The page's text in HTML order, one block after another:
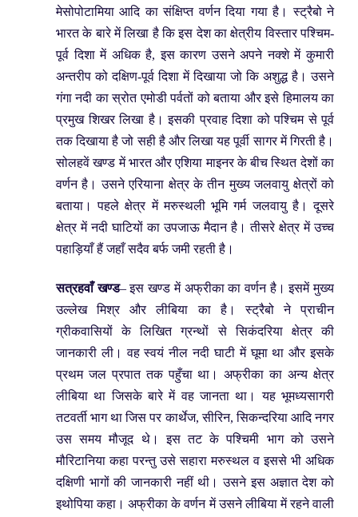
मेसोपोटामिया आदि का संक्षिप्त वर्णन दिया गया है। स्ट्रैबो ने
भारत के बारे में लिखा है कि इस देश का क्षेत्रीय विस्तार पश्चिम-
पूर्व दिशा में अधिक है, इस कारण उसने अपने नक्शे में कुमारी
अन्तरीप को दक्षिण-पूर्व दिशा में दिखाया जो कि अशुद्ध है। उसने
गंगा नदी का स्रोत एमोडी पर्वतों को बताया और इसे हिमालय का
प्रमुख शिखर लिखा है। इसकी प्रवाह दिशा को पश्चिम से पूर्व
तक दिखाया है जो सही है और लिखा यह पूर्वी सागर में गिरती है।
सोलहवें खण्ड में भारत और एशिया माइनर के बीच स्थित देशों का
वर्णन है। उसने एरियाना क्षेत्र के तीन मुख्य जलवायु क्षेत्रों को
बताया। पहले क्षेत्र में मरुस्थली भूमि गर्म जलवायु है। दूसरे
क्षेत्र में नदी घाटियों का उपजाऊ मैदान है। तीसरे क्षेत्र में उच्च
पहाड़ियाँ हैं जहाँ सदैव बर्फ जमी रहती है।
सत्रहवाँ खण्ड– इस खण्ड में अफ्रीका का वर्णन है। इसमें मुख्य
उल्लेख मिश्र और लीबिया का है। स्ट्रैबो ने प्राचीन
ग्रीकवासियों के लिखित ग्रन्थों से सिकंदरिया क्षेत्र की
जानकारी ली। वह स्वयं नील नदी घाटी में घूमा था और इसके
प्रथम जल प्रपात तक पहुँचा था। अफ्रीका का अन्य क्षेत्र
लीबिया था जिसके बारे में वह जानता था। यह भूमध्यसागरी
तटवर्ती भाग था जिस पर कार्थेज, सीरिन, सिकन्दरिया आदि नगर
उस समय मौजूद थे। इस तट के पश्चिमी भाग को उसने
मौरिटानिया कहा परन्तु उसे सहारा मरुस्थल व इससे भी अधिक
दक्षिणी भागों की जानकारी नहीं थी। उसने इस अज्ञात देश को
इथोपिया कहा। अफ्रीका के वर्णन में उसने लीबिया में रहने वाली